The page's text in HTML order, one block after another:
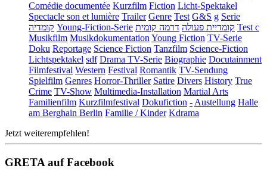
Comédie documentée Kurzfilm Fiction Licht-Spektakel
Spectacle son et lumière Trailer Genre Test G&S g Serie
קומדיה Young-Fiction-Serie קומדיית פעולה דרמה קומית
Test c
Musikfilm MusikdokumentationYoung Fiction TV-Serie
Doku Reportage Science Fiction Tanzfilm Science-Fiction
Lichtspektakel sdf Drama TV-Serie Biographie Docutainment
Filmfestival Western Festival Romantik TV-Sendung
Spielfilm Genres Horror-Thriller Satire Divers History True
Crime TV-Show Multimedia-Installation Martial Arts
Familienfilm Kurzfilmfestival Dokufiction -Austellung Halle
am Berghain Berlin Familie / Kinder Kdrama
Jetzt weiterempfehlen!
GRETA auf Facebook